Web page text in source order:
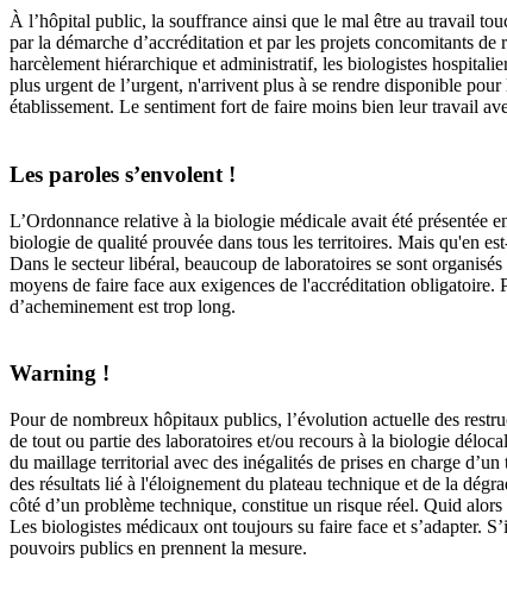
À l’hôpital public, la souffrance ainsi que le mal être au travail
par la démarche d’accréditation et par les projets concomitants
harcèlement hiérarchique et administratif, les biologistes
plus urgent de l’urgent, n'arrivent plus à se rendre disponible
établissement. Le sentiment fort de faire moins bien leur travail
Les paroles s’envolent !
L’Ordonnance relative à la biologie médicale avait été présentée
biologie de qualité prouvée dans tous les territoires. Mais qu'en
Dans le secteur libéral, beaucoup de laboratoires se sont
moyens de faire face aux exigences de l'accréditation obligatoire.
d’acheminement est trop long.
Warning !
Pour de nombreux hôpitaux publics, l’évolution actuelle des
de tout ou partie des laboratoires et/ou recours à la biologie
du maillage territorial avec des inégalités de prises en charge
des résultats lié à l'éloignement du plateau technique et de la
côté d’un problème technique, constitue un risque réel. Quid
Les biologistes médicaux ont toujours su faire face et s’adapter.
pouvoirs publics en prennent la mesure.